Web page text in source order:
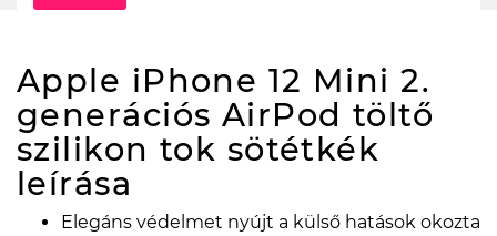
Apple iPhone 12 Mini 2.
generációs AirPod töltő
szilikon tok sötétkék
leírása
Elegáns védelmet nyújt a külső hatások okozta